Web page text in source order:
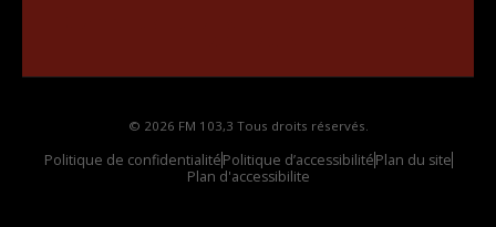
© 2026 FM 103,3 Tous droits réservés.
Politique de confidentialitéPolitique d’accessibilitéPlan du site
Plan d'accessibilite